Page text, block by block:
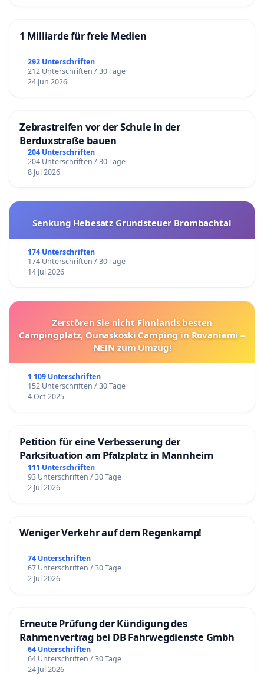
1 Milliarde für freie Medien
292 Unterschriften
212 Unterschriften / 30 Tage
24 Jun 2026
Zebrastreifen vor der Schule in der
Berduxstraße bauen
204 Unterschriften
204 Unterschriften / 30 Tage
8 Jul 2026
Senkung Hebesatz Grundsteuer Brombachtal
174 Unterschriften
174 Unterschriften / 30 Tage
14 Jul 2026
Zerstören Sie nicht Finnlands besten
Campingplatz, Ounaskoski Camping in Rovaniemi –
NEIN zum Umzug!
1 109 Unterschriften
152 Unterschriften / 30 Tage
4 Oct 2025
Petition für eine Verbesserung der
Parksituation am Pfalzplatz in Mannheim
111 Unterschriften
93 Unterschriften / 30 Tage
2 Jul 2026
Weniger Verkehr auf dem Regenkamp!
74 Unterschriften
67 Unterschriften / 30 Tage
2 Jul 2026
Erneute Prüfung der Kündigung des
Rahmenvertrag bei DB Fahrwegdienste Gmbh
64 Unterschriften
64 Unterschriften / 30 Tage
24 Jul 2026